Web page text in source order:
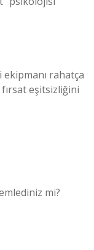
rahatça
eşitsizliğini
mi?